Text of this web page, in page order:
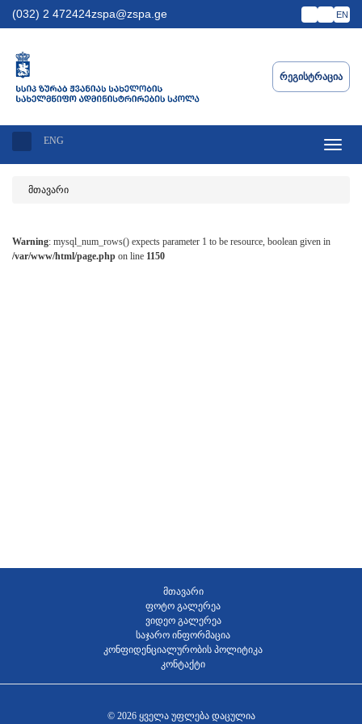
(032) 2 472424zspa@zspa.ge EN
Რეგისტრაცია
Toggle
ENG
მთავარი
Warning: mysql_num_rows() expects parameter 1 to be resource, boolean given in
/var/www/html/page.php on line 1150
მთავარი
ფოტო გალერეა
ვიდეო გალერეა
საჯარო ინფორმაცია
კონფიდენციალურობის პოლიტიკა
კონტაქტი
© 2026 ყველა უფლება დაცულია